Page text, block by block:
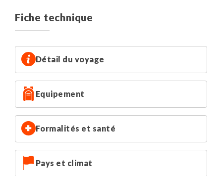
Fiche technique
Détail du voyage
Equipement
Formalités et santé
Pays et climat